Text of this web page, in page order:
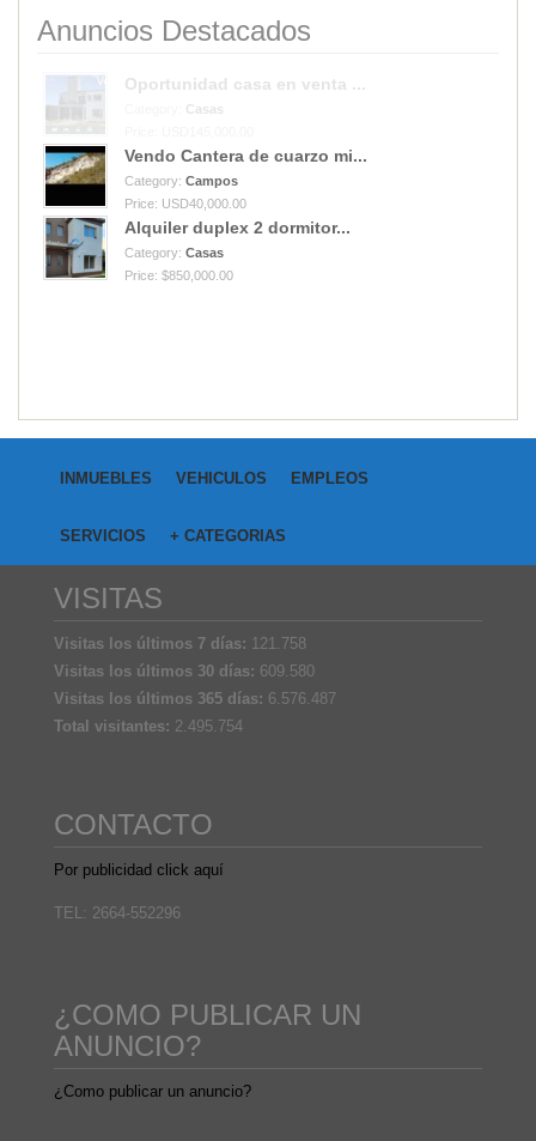
Anuncios Destacados
Oportunidad casa en venta ...
Casas
Vendo Cantera de cuarzo mi...
Category: Campos
Price: USD40,000.00
Alquiler duplex 2 dormitor...
Category: Casas
Price: $850,000.00
INMUEBLES VEHICULOS EMPLEOS
SERVICIOS + CATEGORIAS
VISITAS
Visitas los últimos 7 días: 121.758
Visitas los últimos 30 días: 609.580
Visitas los últimos 365 días: 6.576.487
Total visitantes: 2.495.754
CONTACTO
Por publicidad click aquí
TEL: 2664-552296
¿COMO PUBLICAR UN
ANUNCIO?
¿Como publicar un anuncio?